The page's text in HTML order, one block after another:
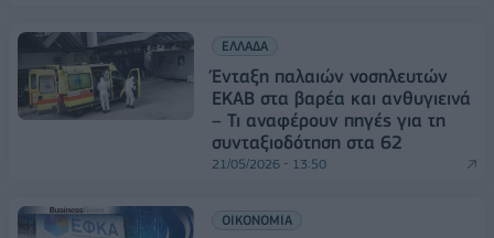
ΕΛΛΑΔΑ
Ένταξη παλαιών νοσηλευτών
ΕΚΑΒ στα βαρέα και ανθυγιεινά
– Τι αναφέρουν πηγές για τη
συνταξιοδότηση στα 62
21/05/2026 - 13:50
ΟΙΚΟΝΟΜΙΑ